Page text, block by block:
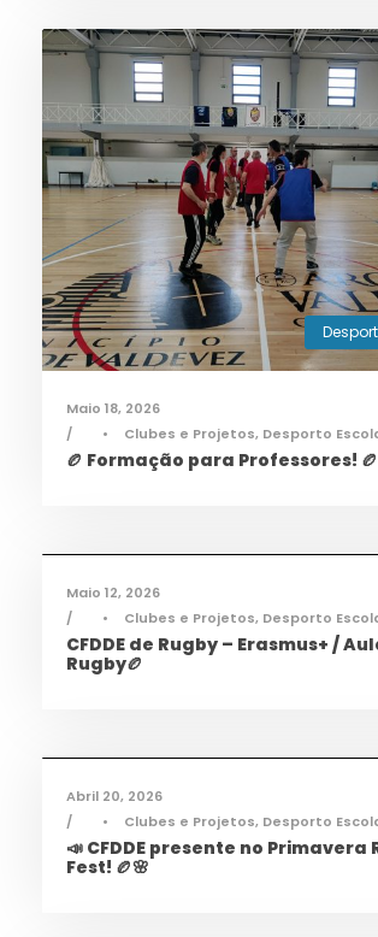
Maio 18, 2026
•
Clubes e Projetos, Desporto
🏉 Formação para Professores! 🏉
Maio 12, 2026
•
Clubes e Projetos, Desporto
CFDDE de Rugby – Erasmus+ /
Rugby🏉
Abril 20, 2026
•
Clubes e Projetos, Desporto
📣 CFDDE presente no Primavera
Fest! 🏉🌸